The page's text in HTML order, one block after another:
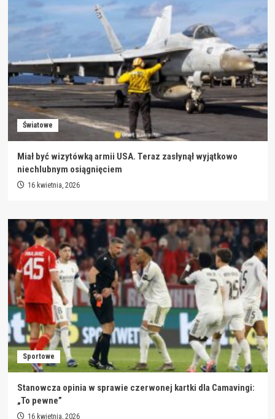
Światowe
Miał być wizytówką armii USA. Teraz zasłynął wyjątkowo
niechlubnym osiągnięciem
16 kwietnia, 2026
Sportowe
Stanowcza opinia w sprawie czerwonej kartki dla Camavingi:
„To pewne”
16 kwietnia, 2026